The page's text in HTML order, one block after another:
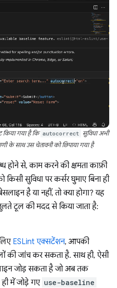
किया गया है कि autocorrect सुविधा अभी
के साथ उस चेतावनी को छिपाया गया है
होने से, काम करने की क्षमता काफ़ी
सुविधा पर कर्सर घुमाए बिना ही
है या नहीं, तो क्या होगा? यह
टूल की मदद से किया जाता है:
ESLint एक्सटेंशन, आपकी
की जांच कर सकता है. साथ ही, ऐसी
जोड़ सकता है जो अब तक
ही में जोड़े गए use-baseline